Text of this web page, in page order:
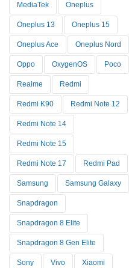
MediaTek Oneplus
Oneplus 13 Oneplus 15
Oneplus Ace Oneplus Nord
Oppo OxygenOS Poco
Realme Redmi
Redmi K90 Redmi Note 12
Redmi Note 14
Redmi Note 15
Redmi Note 17 Redmi Pad
Samsung Samsung Galaxy
Snapdragon
Snapdragon 8 Elite
Snapdragon 8 Gen Elite
Sony Vivo Xiaomi